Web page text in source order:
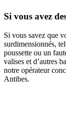
Si vous avez
Si vous savez que
surdimensionnés,
poussette ou un
valises et d’autres
notre opérateur
Antibes.